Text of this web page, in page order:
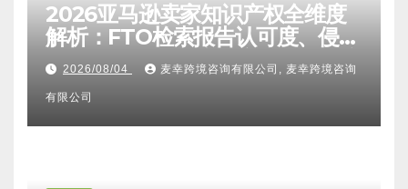
2026亚马逊卖家知识产权全维度
解析：FTO检索报告认可度、侵权
比对区别、TRO应诉方法及服务商
甄选避坑全攻略
2026/08/04 麦幸跨境咨询有限公司, 麦幸跨境咨询
有限公司